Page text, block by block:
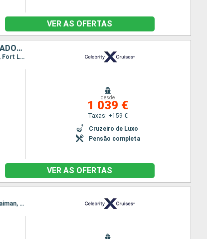
VER AS OFERTAS
ESTADOS UNIDOS, SÃO MARTINHO, ANTÍGUA E BARBUDA, SANTA LÚCIA, BARBADOS, DOMINICA
Itinerário : Fort Lauderdale, Philippsburg, Antigua, Castries, Bridgetown, Roseau, Basseterre (St Kitts), Fort Lauderdale
desde
1 039 €
Taxas: +159 €
Cruzeiro de Luxo
Pensão completa
VER AS OFERTAS
Itinerário : Fort Lauderdale, Aruba, Curaçao (Willemstad), Canal do Panamá, Colon - Panama, Grande Caiman, Bimini, Fort Lauderdale